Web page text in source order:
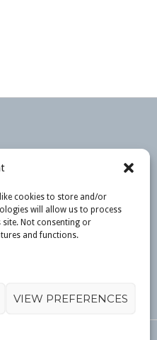
cookies to store and/or
will allow us to process
Not consenting or
and functions.
VIEW PREFERENCES